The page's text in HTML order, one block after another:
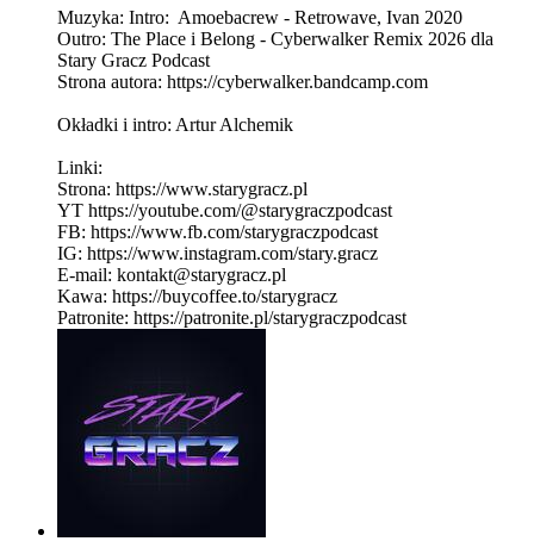
Muzyka: Intro: Amoebacrew - Retrowave, Ivan 2020
Outro: The Place i Belong - Cyberwalker Remix 2026 dla
Stary Gracz Podcast
Strona autora: https://cyberwalker.bandcamp.com
Okładki i intro: Artur Alchemik
Linki:
Strona: https://www.starygracz.pl
YT https://youtube.com/@starygraczpodcast
FB: https://www.fb.com/starygraczpodcast
IG: https://www.instagram.com/stary.gracz
E-mail: kontakt@starygracz.pl
Kawa: https://buycoffee.to/starygracz
Patronite: https://patronite.pl/starygraczpodcast